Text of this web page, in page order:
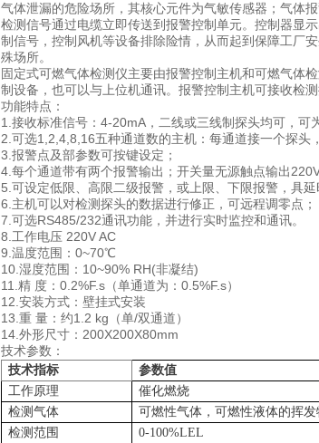
气体泄漏的危险场所，其核心元件为气敏传感器；气体
检测信号通过电缆立即传送到报警控制单元。控制器显
制信号，控制风机等设备排除险情，从而起到保障工厂
殊场所。
固定式可燃气体检测仪主要由报警控制主机和可燃气体
制设备，也可以与上位机通讯。报警控制主机可接收检
功能特点：
1.接收标准信号：4-20mA，二线或三线制探头均可，可
2.可选1,2,4,8,16五种通道数的主机：每通道接一个探头
3.报警点及部参数可按键设定；
4.每个通道带有两个报警输出；开关量无源触点输出
5.可设定低限、高限二级报警，或上限、下限报警，具延
6.主机可以对检测探头的数据进行修正，可远程调零点；
7.可选RS485/232通讯功能，并进行实时监控和通讯。
8.工作电压 220V AC
9.温度范围：0~70℃
10.湿度范围：10~90% RH(非凝结)
11.精 度：0.2%F.s（单通道为：0.5%F.s）
12.安装方式：壁挂式安装
13.重 量：约1.2 kg（单/双通道）
14.外形尺寸：200X200X80mm
技术参数：
技术指标
参数值
工作原理
催化燃烧
检测气体
可燃性气体，可燃性液体的挥发
检测范围
0-100%LEL